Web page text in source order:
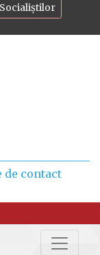
de stat din
RM;
a
de contact